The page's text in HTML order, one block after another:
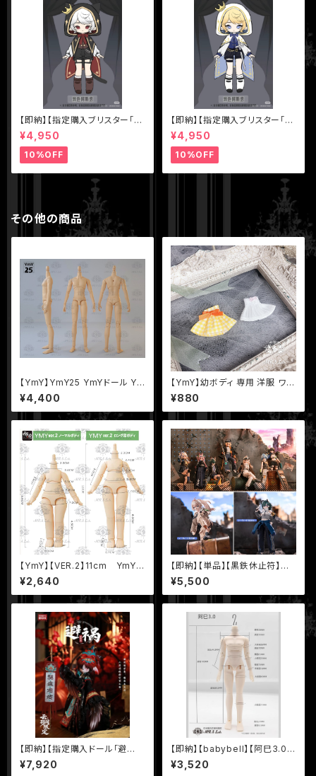
【即納】【指定購入ブリスター「色
違いアスタ（黒マント）】【秘境巡
礼】シリーズ【Sunless】スタジ
オ 1/12 BJD ブラインドドール
¥4,950
10%OFF
【即納】【指定購入ブリスター「色
違いアスタ（白マント）】【秘境巡
礼】シリーズ【Sunless】スタジ
オ 1/12 BJD ブラインドドール
¥4,950
10%OFF
その他の商品
【YmY】YmY25 YmYドール Ym
Yボディ ミルク 薄サンライト
¥4,400
【YmY】幼ボディ 専用 洋服 ワン
ピース ドレス YmYドール
¥880
【YmY】【VER.2】11cm YmYド
ール YmYボディ ロング足 ミル
ク 桜ピンク ホワイト ピュアホワ
イト
¥2,640
【即納】【単品】【黒鉄休止符】シ
リーズ【Neo Eden Toys】 MJ
D ブラインドドール
¥5,500
【即納】【指定購入ドール「避
禍」】【LULUYA（ルルヤ）- 【雲羽
閣】シリーズ【PENNY'S BOX】
¥7,920
【即納】【babybell】【阿巳3.0・
腹筋ver.】14.0cm 1/12 BJD
球体関節人形 ボディ
¥3,520